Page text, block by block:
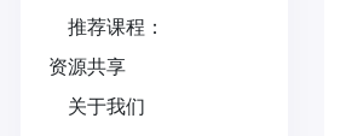
推荐课程：
资源共享
关于我们